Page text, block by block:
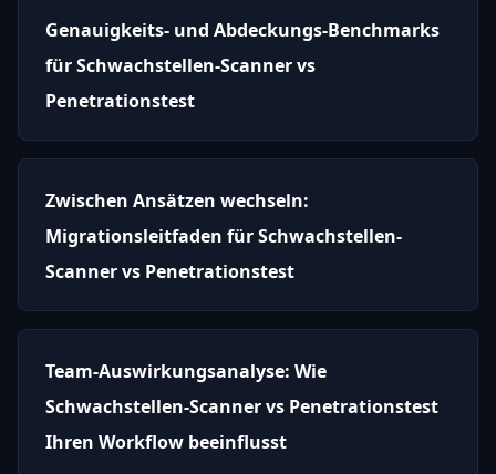
Genauigkeits- und Abdeckungs-Benchmarks
für Schwachstellen-Scanner vs
Penetrationstest
Zwischen Ansätzen wechseln:
Migrationsleitfaden für Schwachstellen-
Scanner vs Penetrationstest
Team-Auswirkungsanalyse: Wie
Schwachstellen-Scanner vs Penetrationstest
Ihren Workflow beeinflusst